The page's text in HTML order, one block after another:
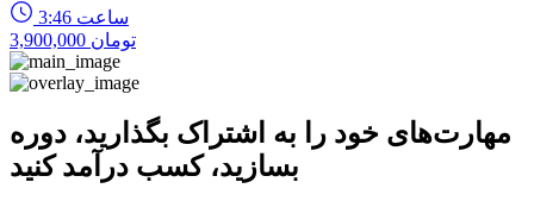
3:46 ساعت
3,900,000 تومان
مهارت‌های خود را به اشتراک بگذارید، دوره
بسازید، کسب درآمد کنید